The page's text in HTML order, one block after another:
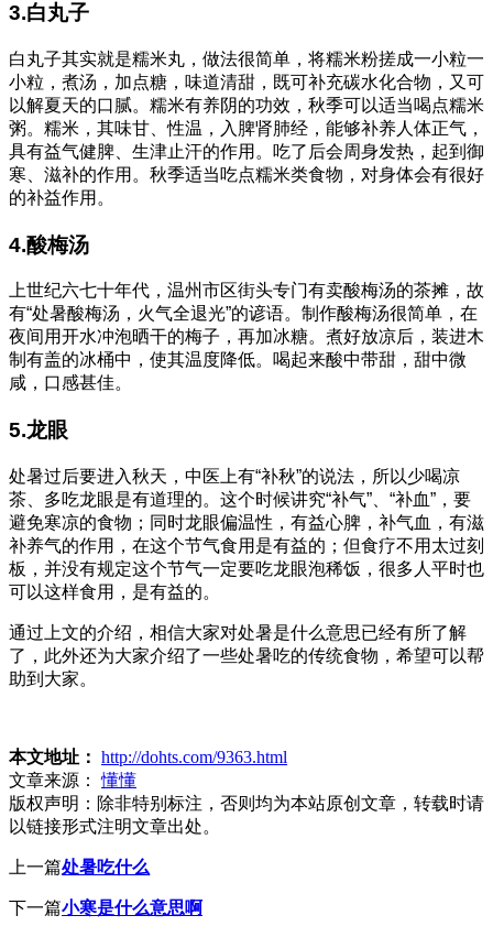
3.白丸子
白丸子其实就是糯米丸，做法很简单，将糯米粉搓成一小粒一
小粒，煮汤，加点糖，味道清甜，既可补充碳水化合物，又可
以解夏天的口腻。糯米有养阴的功效，秋季可以适当喝点糯米
粥。糯米，其味甘、性温，入脾肾肺经，能够补养人体正气，
具有益气健脾、生津止汗的作用。吃了后会周身发热，起到御
寒、滋补的作用。秋季适当吃点糯米类食物，对身体会有很好
的补益作用。
4.酸梅汤
上世纪六七十年代，温州市区街头专门有卖酸梅汤的茶摊，故
有“处暑酸梅汤，火气全退光”的谚语。制作酸梅汤很简单，在
夜间用开水冲泡晒干的梅子，再加冰糖。煮好放凉后，装进木
制有盖的冰桶中，使其温度降低。喝起来酸中带甜，甜中微
咸，口感甚佳。
5.龙眼
处暑过后要进入秋天，中医上有“补秋”的说法，所以少喝凉
茶、多吃龙眼是有道理的。这个时候讲究“补气”、“补血”，要
避免寒凉的食物；同时龙眼偏温性，有益心脾，补气血，有滋
补养气的作用，在这个节气食用是有益的；但食疗不用太过刻
板，并没有规定这个节气一定要吃龙眼泡稀饭，很多人平时也
可以这样食用，是有益的。
通过上文的介绍，相信大家对处暑是什么意思已经有所了解
了，此外还为大家介绍了一些处暑吃的传统食物，希望可以帮
助到大家。
本文地址： http://dohts.com/9363.html
文章来源：
懂懂
版权声明： 除非特别标注，否则均为本站原创文章，转载时请
以链接形式注明文章出处。
上一篇处暑吃什么
下一篇小寒是什么意思啊